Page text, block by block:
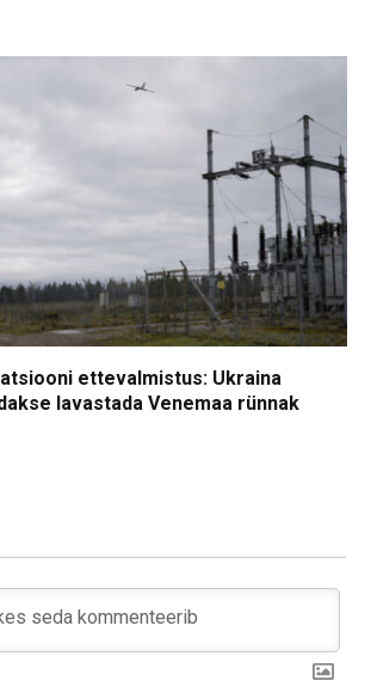
ettevalmistus: Ukraina
lavastada Venemaa rünnak